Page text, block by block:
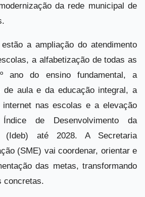
da rede municipal de
a ampliação do atendimento
a alfabetização de todas as
ano do ensino fundamental, a
de aula e da educação integral, a
internet nas escolas e a elevação
de Desenvolvimento da
(Ideb) até 2028. A Secretaria
(SME) vai coordenar, orientar e
das metas, transformando
concretas.